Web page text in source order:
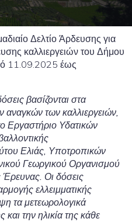
Δελτίο Άρδευσης για
καλλιεργειών του Δήμου
11.09.2025 έως
βασίζονται στα
αναγκών των καλλιεργειών,
Εργαστήριο Υδατικών
Ελιάς, Υποτροπικών
Γεωργικού Οργανισμού
Έρευνας. Οι δόσεις
ελλειμματικής
τα μετεωρολογικά
την ηλικία της κάθε